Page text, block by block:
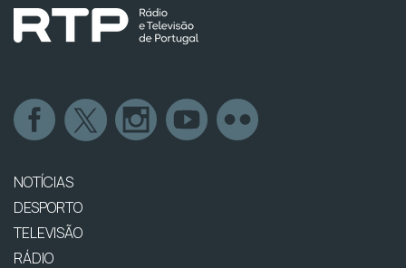
NOTÍCIAS
DESPORTO
TELEVISÃO
RÁDIO